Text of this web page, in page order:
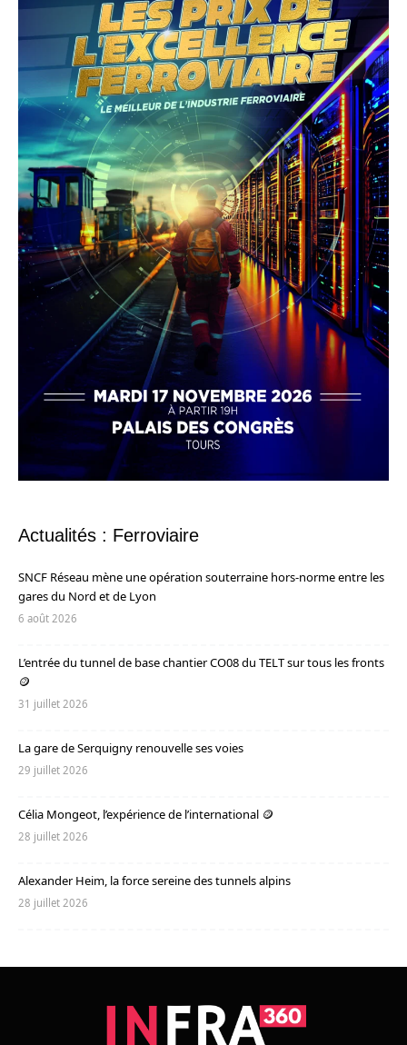
Actualités : Ferroviaire
SNCF Réseau mène une opération souterraine hors-norme entre les
gares du Nord et de Lyon
6 août 2026
L’entrée du tunnel de base chantier CO08 du TELT sur tous les fronts
🪙
31 juillet 2026
La gare de Serquigny renouvelle ses voies
29 juillet 2026
Célia Mongeot, l’expérience de l’international 🪙
28 juillet 2026
Alexander Heim, la force sereine des tunnels alpins
28 juillet 2026